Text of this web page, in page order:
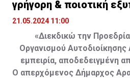
γρήγορη & ποιοτική
πολίτες
21.05.2024 11:00
«Διεκδικώ την
Οργανισμού
εμπειρία, αποδεδειγμένη
Ο απερχόμενος Δήμαρχος